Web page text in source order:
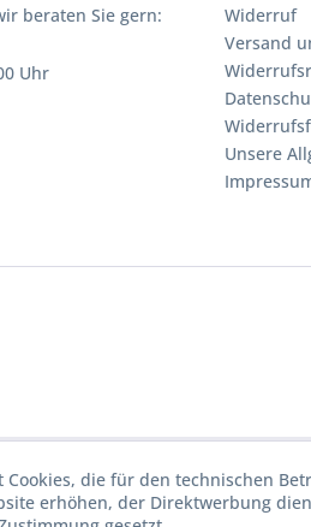
beraten Sie gern:
Uhr
Widerruf
Versand
Unsere
Cookies, die für den technischen
erhöhen, der Direktwerbung